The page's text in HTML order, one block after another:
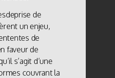
de
un enjeu,
de
faveur de
s’agit d’une
couvrant la